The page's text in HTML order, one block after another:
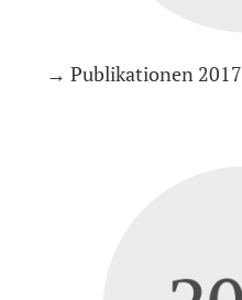
→ Publikationen 2017